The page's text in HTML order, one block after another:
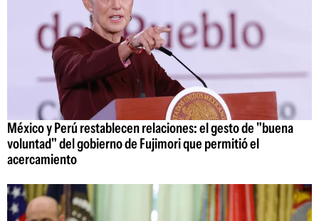
México y Perú restablecen relaciones: el gesto de "buena
voluntad" del gobierno de Fujimori que permitió el
acercamiento